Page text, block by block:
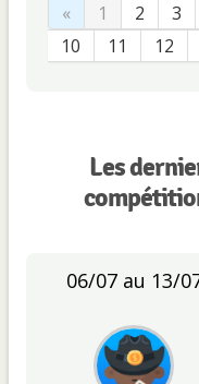
« 1 2 3
10
11 12
Les
06/07 au 13/